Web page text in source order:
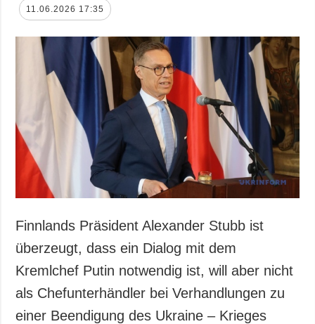
Politik
Wirtschaft
Militär
Gesellschaft und
Kultur
Sport
Kriminalität
Notstand und
Notfälle
und zum Schutz
personenbezogener
Daten
ZUSÄTZLICH
Veröffentlichungen
Interview
Fotos
Video
LEISTUNGEN
Abonnement
Fotobank
11.06.2026 17:35
Finnlands Präsident Alexander Stubb ist
überzeugt, dass ein Dialog mit dem
Kremlchef Putin notwendig ist, will aber nicht
als Chefunterhändler bei Verhandlungen zu
einer Beendigung des Ukraine – Krieges